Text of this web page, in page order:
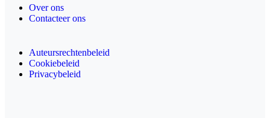
Over ons
Contacteer ons
Auteursrechtenbeleid
Cookiebeleid
Privacybeleid